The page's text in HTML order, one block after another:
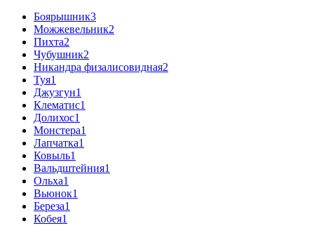
Боярышник3
Можжевельник2
Пихта2
Чубушник2
Никандра физалисовидная2
Туя1
Джузгун1
Клематис1
Долихос1
Монстера1
Лапчатка1
Ковыль1
Вальдштейния1
Ольха1
Вьюнок1
Береза1
Кобея1